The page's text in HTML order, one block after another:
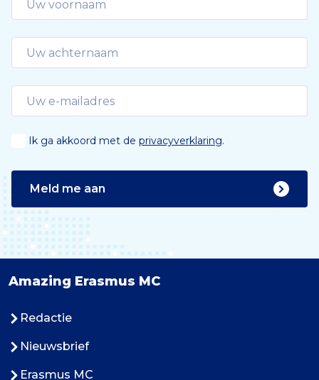
Ik ga akkoord met de privacyverklaring.
Meld me aan
Amazing Erasmus MC
Redactie
Nieuwsbrief
Erasmus MC